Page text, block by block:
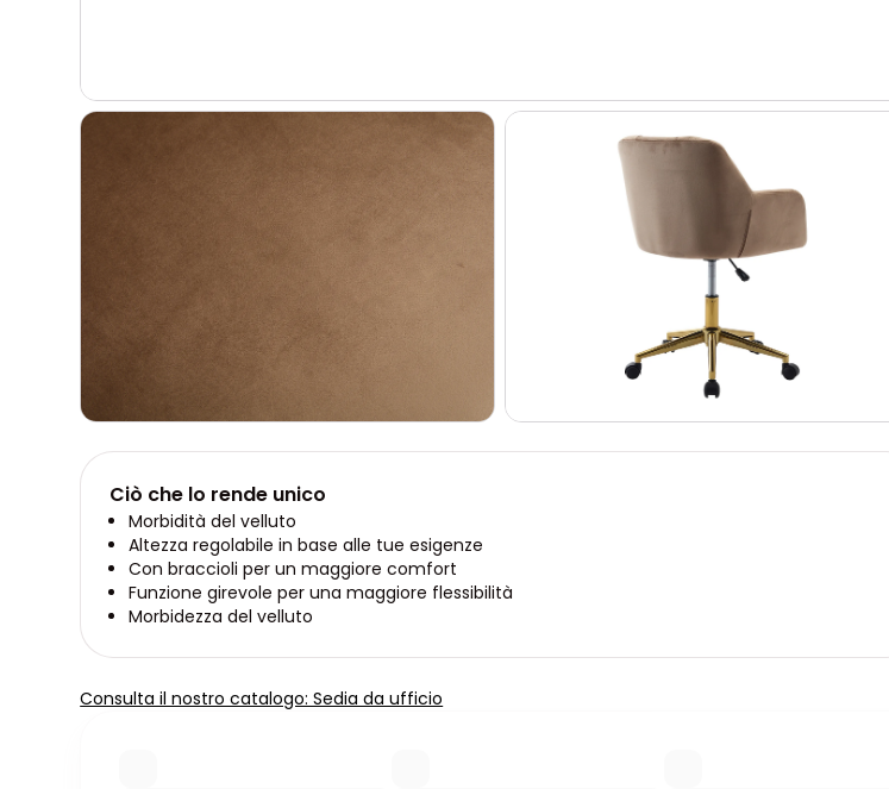
Ciò che lo rende unico
Morbidità del velluto
Altezza regolabile in base alle tue esigenze
Con braccioli per un maggiore comfort
Funzione girevole per una maggiore flessibilità
Morbidezza del velluto
Consulta il nostro catalogo: Sedia da ufficio